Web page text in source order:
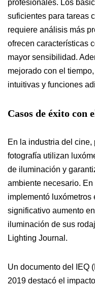
profesionales. Los
suficientes para tareas
requiere análisis más
ofrecen características
mayor sensibilidad.
mejorado con el
intuitivas y funciones
Casos de éxito con
En la industria del
fotografía utilizan
de iluminación y
ambiente necesario.
implementó luxómetros
significativo aumento
iluminación de sus
Lighting Journal.
Un documento del IEQ
2019 destacó el